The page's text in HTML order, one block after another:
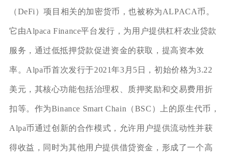
（DeFi）项目相关的加密货币，也被称为ALPACA币。
它由Alpaca Finance平台发行，为用户提供杠杆农业贷款
服务，通过低抵押贷款促进资金的获取，提高资本效
率。Alpa币首次发行于2021年3月5日，初始价格为3.22
美元，其核心功能包括治理权、质押奖励和交易费用折
扣等。作为Binance Smart Chain（BSC）上的原生代币，
Alpa币通过创新的合作模式，允许用户提供流动性并获
得收益，同时为其他用户提供借贷资金，形成了一个高